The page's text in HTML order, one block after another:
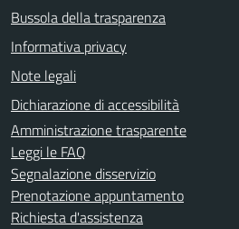
Bussola della trasparenza
Informativa privacy
Note legali
Dichiarazione di accessibilità
Amministrazione trasparente
Leggi le FAQ
Segnalazione disservizio
Prenotazione appuntamento
Richiesta d'assistenza